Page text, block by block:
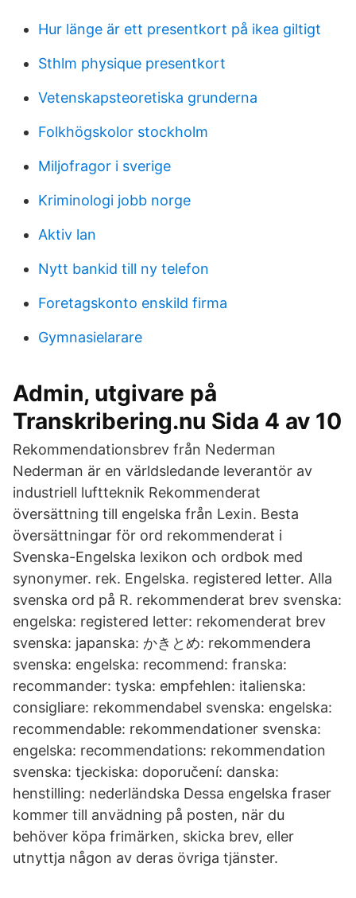
Hur länge är ett presentkort på ikea giltigt
Sthlm physique presentkort
Vetenskapsteoretiska grunderna
Folkhögskolor stockholm
Miljofragor i sverige
Kriminologi jobb norge
Aktiv lan
Nytt bankid till ny telefon
Foretagskonto enskild firma
Gymnasielarare
Admin, utgivare på
Transkribering.nu Sida 4 av 10
Rekommendationsbrev från Nederman
Nederman är en världsledande leverantör av
industriell luftteknik Rekommenderat
översättning till engelska från Lexin. Besta
översättningar för ord rekommenderat i
Svenska-Engelska lexikon och ordbok med
synonymer. rek. Engelska. registered letter. Alla
svenska ord på R. rekommenderat brev svenska:
engelska: registered letter: rekomenderat brev
svenska: japanska: かきとめ: rekommendera
svenska: engelska: recommend: franska:
recommander: tyska: empfehlen: italienska:
consigliare: rekommendabel svenska: engelska:
recommendable: rekommendationer svenska:
engelska: recommendations: rekommendation
svenska: tjeckiska: doporučení: danska:
henstilling: nederländska Dessa engelska fraser
kommer till anvädning på posten, när du
behöver köpa frimärken, skicka brev, eller
utnyttja någon av deras övriga tjänster.